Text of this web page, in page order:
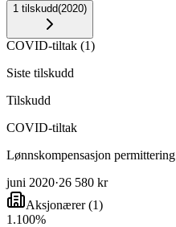
1 tilskudd(2020)
COVID-tiltak (1)
Siste tilskudd
Tilskudd
COVID-tiltak
Lønnskompensasjon permittering
juni 2020·26 580 kr
Aksjonærer(1)
1 .100%